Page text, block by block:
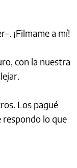
¡Filmame a mí!
con la nuestra
Los pagué
respondo lo que